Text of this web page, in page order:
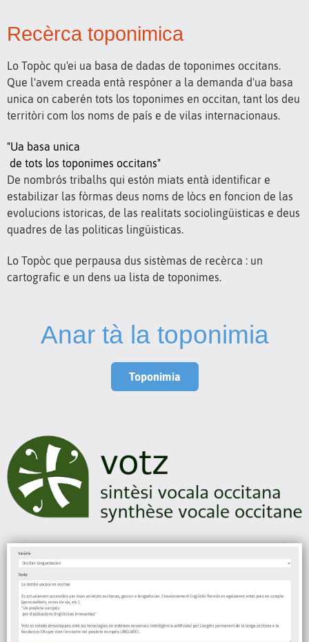
Recèrca toponimica
Lo Topòc qu'ei ua basa de dadas de toponimes occitans.
Que l'avem creada entà respóner a la demanda d'ua basa
unica on caberén tots los toponimes en occitan, tant los deu
territòri com los noms de país e de vilas internacionaus.
"Ua basa unica
de tots los toponimes occitans"
De nombrós tribalhs qui estón miats entà identificar e
estabilizar las fòrmas deus noms de lòcs en foncion de las
evolucions istoricas, de las realitats sociolingüisticas e deus
quadres de las politicas lingüisticas.
Lo Topòc que perpausa dus sistèmas de recèrca : un
cartografic e un dens ua lista de toponimes.
Anar tà la toponimia
Toponimia